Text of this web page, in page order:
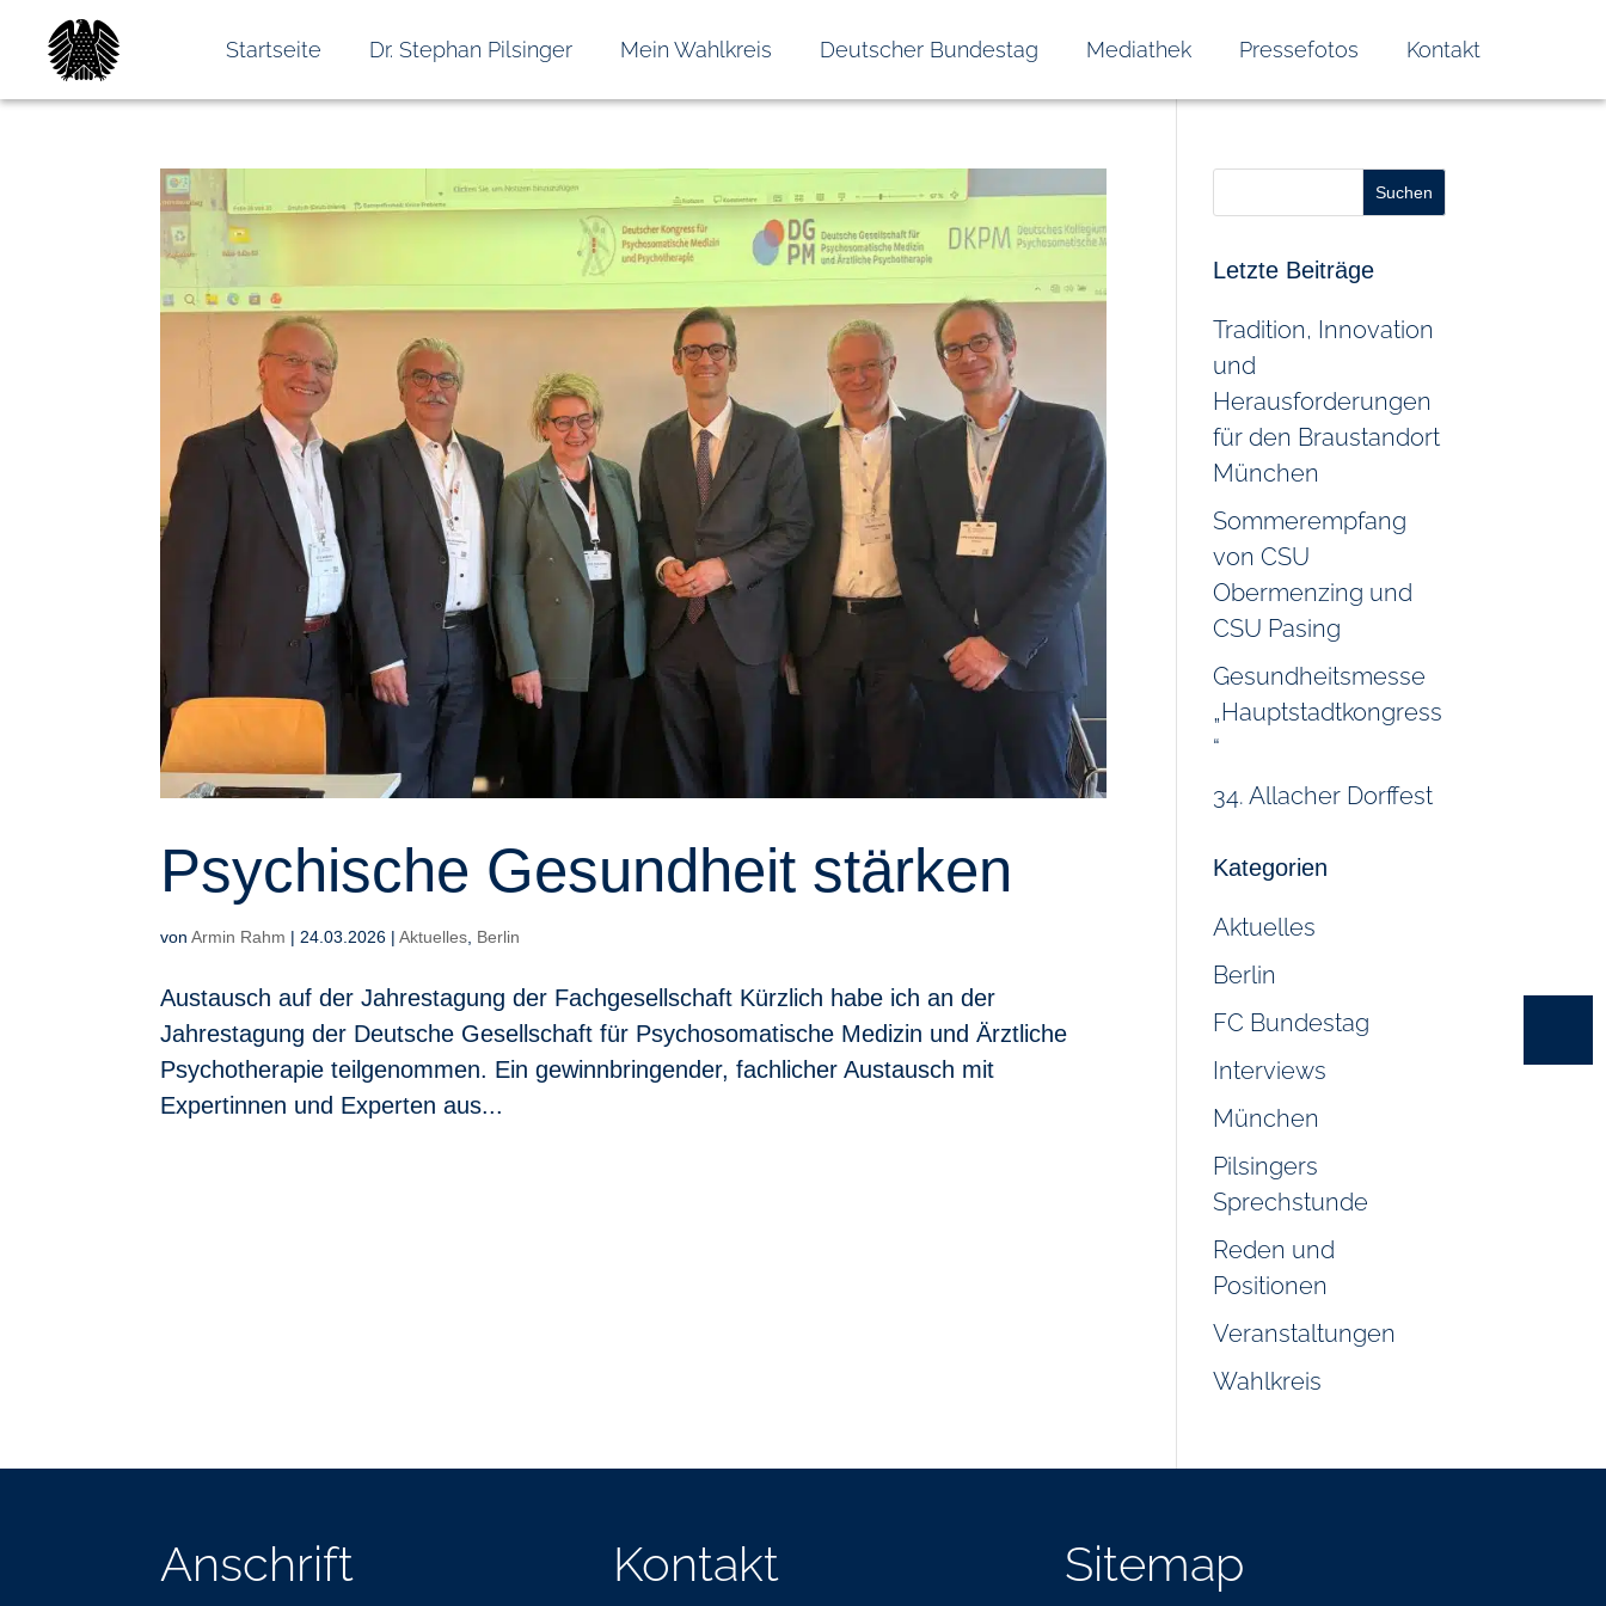
Startseite Dr. Stephan Pilsinger Mein Wahlkreis Deutscher Bundestag Mediathek Pressefotos Kontakt
Psychische Gesundheit stärken
vonArmin Rahm |24.03.2026 |Aktuelles, Berlin
Austausch auf der Jahrestagung der Fachgesellschaft Kürzlich habe ich an der
Jahrestagung der Deutsche Gesellschaft für Psychosomatische Medizin und Ärztliche
Psychotherapie teilgenommen. Ein gewinnbringender, fachlicher Austausch mit
Expertinnen und Experten aus...
Suchen
Letzte Beiträge
Tradition, Innovation
und
Herausforderungen
für den Braustandort
München
Sommerempfang
von CSU
Obermenzing und
CSU Pasing
Gesundheitsmesse
„Hauptstadtkongress
“
34. Allacher Dorffest
Kategorien
Aktuelles
Berlin
FC Bundestag
Interviews
München
Pilsingers
Sprechstunde
Reden und
Positionen
Veranstaltungen
Wahlkreis
Anschrift Kontakt Sitemap